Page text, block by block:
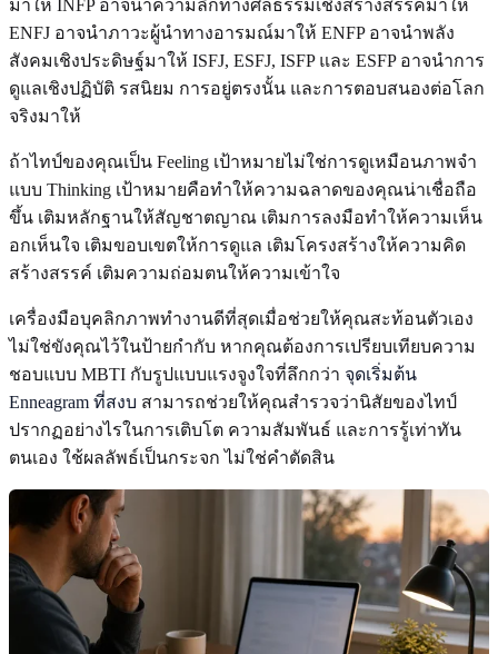
มาให้ INFP อาจนำความลึกทางศีลธรรมเชิงสร้างสรรค์มาให้
ENFJ อาจนำภาวะผู้นำทางอารมณ์มาให้ ENFP อาจนำพลัง
สังคมเชิงประดิษฐ์มาให้ ISFJ, ESFJ, ISFP และ ESFP อาจนำการ
ดูแลเชิงปฏิบัติ รสนิยม การอยู่ตรงนั้น และการตอบสนองต่อโลก
จริงมาให้
ถ้าไทป์ของคุณเป็น Feeling เป้าหมายไม่ใช่การดูเหมือนภาพจำ
แบบ Thinking เป้าหมายคือทำให้ความฉลาดของคุณน่าเชื่อถือ
ขึ้น เติมหลักฐานให้สัญชาตญาณ เติมการลงมือทำให้ความเห็น
อกเห็นใจ เติมขอบเขตให้การดูแล เติมโครงสร้างให้ความคิด
สร้างสรรค์ เติมความถ่อมตนให้ความเข้าใจ
เครื่องมือบุคลิกภาพทำงานดีที่สุดเมื่อช่วยให้คุณสะท้อนตัวเอง
ไม่ใช่ขังคุณไว้ในป้ายกำกับ หากคุณต้องการเปรียบเทียบความ
ชอบแบบ MBTI กับรูปแบบแรงจูงใจที่ลึกกว่า จุดเริ่มต้น
Enneagram ที่สงบ สามารถช่วยให้คุณสำรวจว่านิสัยของไทป์
ปรากฏอย่างไรในการเติบโต ความสัมพันธ์ และการรู้เท่าทัน
ตนเอง ใช้ผลลัพธ์เป็นกระจก ไม่ใช่คำตัดสิน